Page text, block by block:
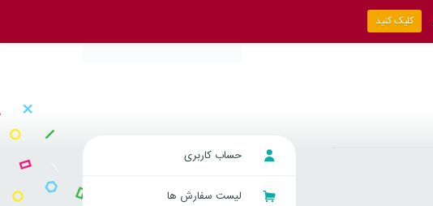
حساب کاربری
لیست سفارش ها
کلیک کنید